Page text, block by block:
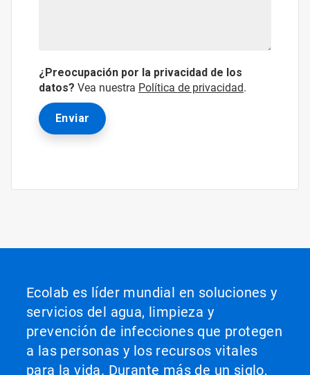
¿Preocupación por la privacidad de los
datos? Vea nuestra Política de privacidad.
Ecolab es líder mundial en soluciones y
servicios del agua, limpieza y
prevención de infecciones que protegen
a las personas y los recursos vitales
para la vida. Durante más de un siglo,